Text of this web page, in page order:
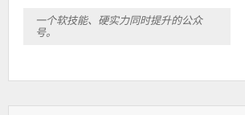
一个软技能、硬实力同时提升的公众
号。